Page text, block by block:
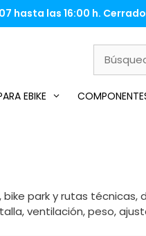
hasta las 16:00 h.
EBIKE
park y rutas
ventilación, peso,